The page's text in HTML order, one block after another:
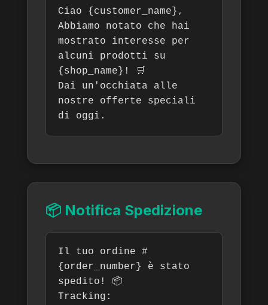
Ciao {customer_name},
Abbiamo notato che hai
mostrato interesse per
alcuni prodotti su
{shop_name}! 🛒
Dai un'occhiata alle
nostre offerte speciali
di oggi.
📦 Notifica Spedizione
Il tuo ordine #
{order_number} è stato
spedito! 📦
Tracking: